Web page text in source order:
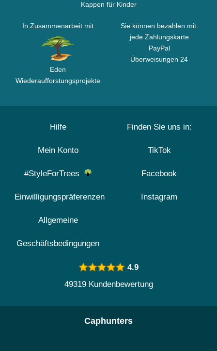
Kappen für Kinder
In Zusammenarbeit mit
Eden
Wiederaufforstungsprojekte
Sie können bezahlen mit:
jede Zahlungskarte
PayPal
Überweisungen 24
Hilfe
Mein Konto
#StyleForTrees
Einwilligungspräferenzen
Allgemeine
Geschäftsbedingungen
Finden Sie uns in:
TikTok
Facebook
Instagram
4.9
49319 Kundenbewertung
Caphunters